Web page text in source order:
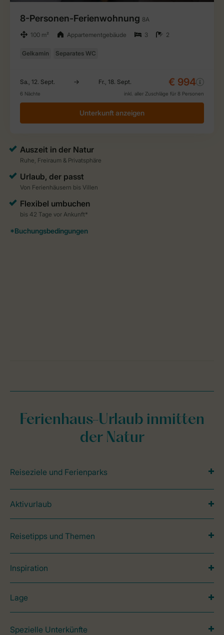
Ferienhaus-Urlaub inmitten
der Natur
Reiseziele und Ferienparks
Aktivurlaub
Reisetipps und Themen
Inspiration
Lage
Spezielle Unterkünfte